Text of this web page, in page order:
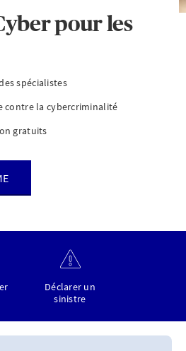
pour les
spécialistes
contre la cybercriminalité
gratuits
Déclarer un
sinistre